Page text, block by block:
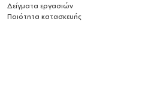
Δείγματα εργασιών
Ποιότητα κατασκευής